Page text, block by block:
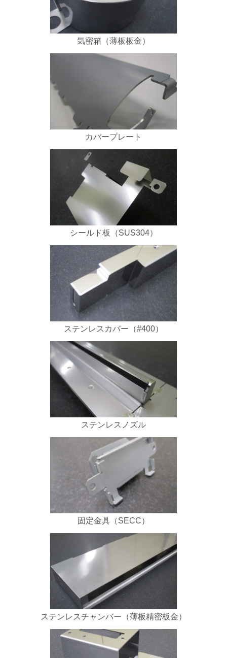
気密箱（薄板板金）
カバープレート
シールド板（SUS304）
ステンレスカバー（#400）
ステンレスノズル
固定金具（SECC）
ステンレスチャンバー（薄板精密板金）